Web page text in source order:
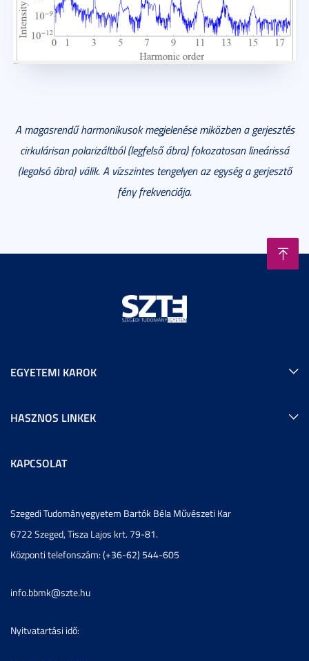
A magasrendű harmonikusok megjelenése miközben a gerjesztés
cirkulárisan polarizáltból (legfelső ábra) fokozatosan lineárissá
(legalsó ábra) válik. A vízszintes tengelyen az egység a gerjesztő
fény frekvenciája.
EGYETEMI KAROK
HASZNOS LINKEK
KAPCSOLAT
Szegedi Tudományegyetem Bartók Béla Művészeti Kar
6722 Szeged, Tisza Lajos krt. 79-81.
Központi telefonszám: (+36-62) 544-605
info.bbmk@szte.hu
Nyitvatartási idő: